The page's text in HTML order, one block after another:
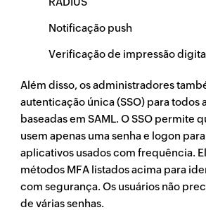
Notificação push
Verificação de impressão
Além disso, os administradores
autenticação única (SSO) para todos
baseadas em SAML. O SSO permite
usem apenas uma senha e logon
aplicativos usados com frequência.
métodos MFA listados acima para
com segurança. Os usuários não
de várias senhas.